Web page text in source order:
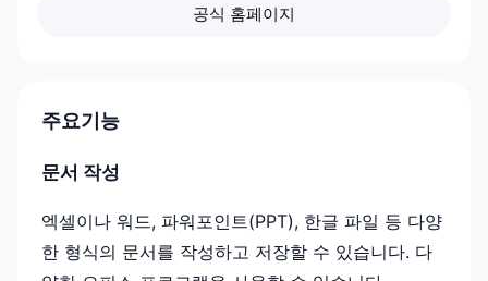
공식 홈페이지
주요기능
문서 작성
엑셀이나 워드, 파워포인트(PPT), 한글 파일 등 다양
한 형식의 문서를 작성하고 저장할 수 있습니다. 다